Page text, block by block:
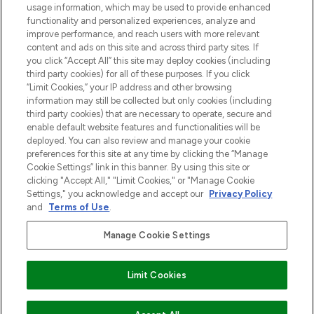
Do Not Sell or Share My Personal
Information
HELP & INFORMATIE
BEDRIJFSINFORMATIE
OVER LOOKFANTASTIC
Betaal veilig met
usage information, which may be used to provide enhanced
functionality and personalized experiences, analyze and
improve performance, and reach users with more relevant
content and ads on this site and across third party sites. If
you click “Accept All” this site may deploy cookies (including
third party cookies) for all of these purposes. If you click
“Limit Cookies,” your IP address and other browsing
information may still be collected but only cookies (including
third party cookies) that are necessary to operate, secure and
enable default website features and functionalities will be
deployed. You can also review and manage your cookie
preferences for this site at any time by clicking the “Manage
Cookie Settings” link in this banner. By using this site or
clicking "Accept All," "Limit Cookies," or "Manage Cookie
Settings," you acknowledge and accept our Privacy Policy
and
Terms of Use.
Manage Cookie Settings
Limit Cookies